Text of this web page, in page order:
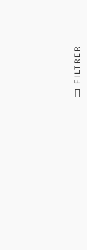
FILTRER